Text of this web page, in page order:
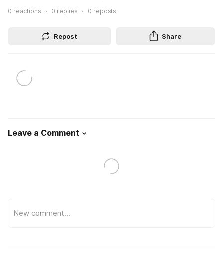
0 reactions 0 replies 0 reposts
Repost Share
Leave a Comment